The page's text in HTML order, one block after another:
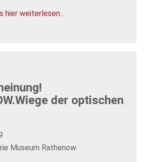
hier weiterlesen…
der optischen
Museum Rathenow